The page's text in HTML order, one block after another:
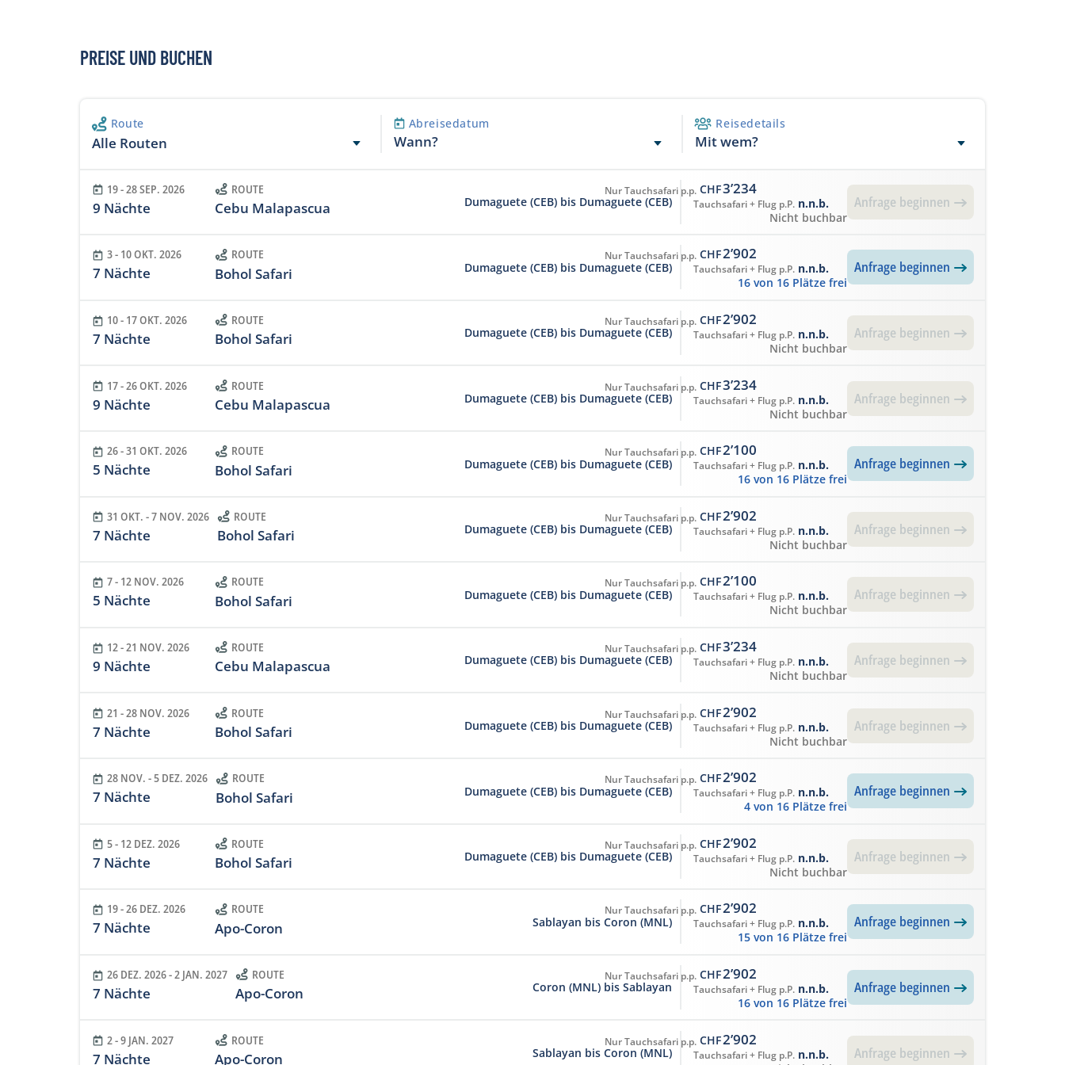
Treibstoffkosten behält sich das Schiff vor, auch kurzfristig einen Treibstoffzuschlag zu
verlangen. Bei Kundenzufriedenheit liegt die Trinkgelderwartung auf der Atlantis
PREISE UND BUCHEN
Route
Alle Routen
Abreisedatum
Wann?
Reisedetails
Mit wem?
19 - 28 SEP. 2026
9 Nächte
ROUTE
Cebu Malapascua Dumaguete (CEB) bis Dumaguete (CEB)
CHF3’234
Tauchsafari + Flug p.P. n.n.b.
Nicht buchbar
Anfrage beginnen
3 - 10 OKT. 2026
7 Nächte
ROUTE
Bohol Safari Dumaguete (CEB) bis Dumaguete (CEB)
CHF2’902
Tauchsafari + Flug p.P. n.n.b.
16 von 16 Plätze frei
Anfrage beginnen
10 - 17 OKT. 2026
7 Nächte
ROUTE
Bohol Safari Dumaguete (CEB) bis Dumaguete (CEB)
CHF2’902
Tauchsafari + Flug p.P. n.n.b.
Nicht buchbar
Anfrage beginnen
17 - 26 OKT. 2026
9 Nächte
ROUTE
Cebu Malapascua Dumaguete (CEB) bis Dumaguete (CEB)
CHF3’234
Tauchsafari + Flug p.P. n.n.b.
Nicht buchbar
Anfrage beginnen
26 - 31 OKT. 2026
5 Nächte
ROUTE
Bohol Safari Dumaguete (CEB) bis Dumaguete (CEB)
CHF2’100
Tauchsafari + Flug p.P. n.n.b.
16 von 16 Plätze frei
Anfrage beginnen
31 OKT. - 7 NOV. 2026
7 Nächte
ROUTE
Bohol Safari Dumaguete (CEB) bis Dumaguete (CEB)
CHF2’902
Tauchsafari + Flug p.P. n.n.b.
Nicht buchbar
Anfrage beginnen
7 - 12 NOV. 2026
5 Nächte
ROUTE
Bohol Safari Dumaguete (CEB) bis Dumaguete (CEB)
CHF2’100
Tauchsafari + Flug p.P. n.n.b.
Nicht buchbar
Anfrage beginnen
12 - 21 NOV. 2026
9 Nächte
ROUTE
Cebu Malapascua Dumaguete (CEB) bis Dumaguete (CEB)
CHF3’234
Tauchsafari + Flug p.P. n.n.b.
Nicht buchbar
Anfrage beginnen
21 - 28 NOV. 2026
7 Nächte
ROUTE
Bohol Safari Dumaguete (CEB) bis Dumaguete (CEB)
CHF2’902
Tauchsafari + Flug p.P. n.n.b.
Nicht buchbar
Anfrage beginnen
28 NOV. - 5 DEZ. 2026
7 Nächte
ROUTE
Bohol Safari Dumaguete (CEB) bis Dumaguete (CEB)
CHF2’902
Tauchsafari + Flug p.P. n.n.b.
4 von 16 Plätze frei
Anfrage beginnen
5 - 12 DEZ. 2026
7 Nächte
ROUTE
Bohol Safari Dumaguete (CEB) bis Dumaguete (CEB)
CHF2’902
Tauchsafari + Flug p.P. n.n.b.
Nicht buchbar
Anfrage beginnen
19 - 26 DEZ. 2026
7 Nächte
ROUTE
Apo-Coron Sablayan bis Coron (MNL)
CHF2’902
Tauchsafari + Flug p.P. n.n.b.
15 von 16 Plätze frei
Anfrage beginnen
26 DEZ. 2026 - 2 JAN. 2027
7 Nächte
ROUTE
Apo-Coron Coron (MNL) bis Sablayan
CHF2’902
Tauchsafari + Flug p.P. n.n.b.
16 von 16 Plätze frei
Anfrage beginnen
2 - 9 JAN. 2027
7 Nächte
ROUTE
Apo-Coron Sablayan bis Coron (MNL)
CHF2’902
Tauchsafari + Flug p.P. n.n.b.
Anfrage beginnen